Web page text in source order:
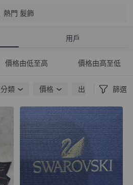
熱門 髮飾
用戶
價格由低至高 價格由高至低
分類 價格 出貨地點 篩選